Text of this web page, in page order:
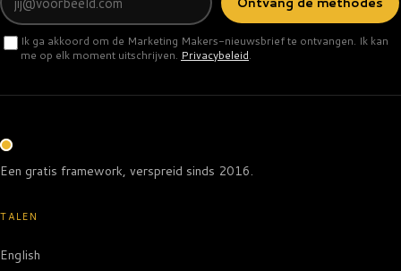
Ik ga akkoord om de Marketing Makers-nieuwsbrief te ontvangen. Ik kan
me op elk moment uitschrijven. Privacybeleid.
Een gratis framework, verspreid sinds 2016.
TALEN
English